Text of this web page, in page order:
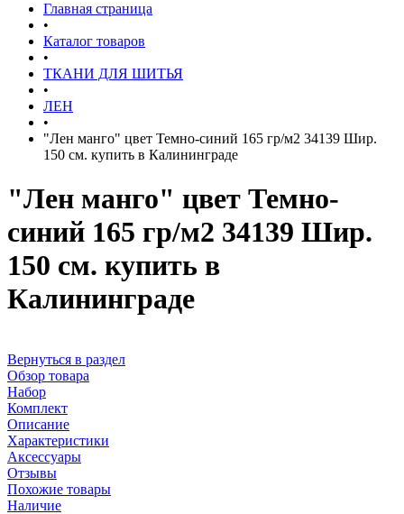
Главная страница
•
Каталог товаров
•
ТКАНИ ДЛЯ ШИТЬЯ
•
ЛЕН
•
"Лен манго" цвет Темно-синий 165 гр/м2 34139 Шир.
150 см. купить в Калининграде
"Лен манго" цвет Темно-
синий 165 гр/м2 34139 Шир.
150 см. купить в
Калининграде
Вернуться в раздел
Обзор товара
Набор
Комплект
Описание
Характеристики
Аксессуары
Отзывы
Похожие товары
Наличие